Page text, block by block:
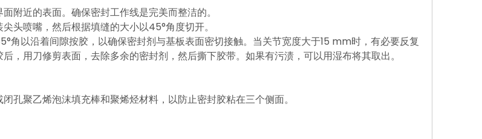
附近的表面。确保密封工作线是完美而整洁的。
头喷嘴，然后根据填缝的大小以45°角度切开。
角以沿着间隙按胶，以确保密封剂与基板表面密切接触。当关节宽度大于15 mm时，有必要反复
，用刀修剪表面，去除多余的密封剂，然后撕下胶带。如果有污渍，可以用湿布将其取出。
孔聚乙烯泡沫填充棒和聚烯烃材料，以防止密封胶粘在三个侧面。